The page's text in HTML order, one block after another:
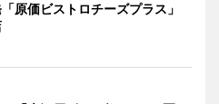
原価ビストロチーズプラス」